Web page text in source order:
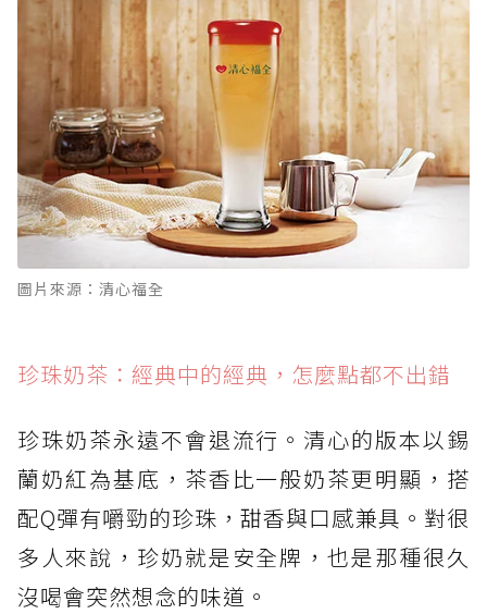
圖片來源：清心福全
珍珠奶茶：經典中的經典，怎麼點都不出錯
珍珠奶茶永遠不會退流行。清心的版本以錫
蘭奶紅為基底，茶香比一般奶茶更明顯，搭
配Q彈有嚼勁的珍珠，甜香與口感兼具。對很
多人來說，珍奶就是安全牌，也是那種很久
沒喝會突然想念的味道。